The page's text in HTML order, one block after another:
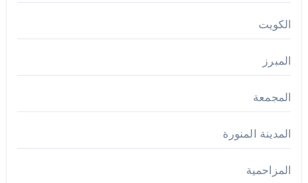
الكويت
المبرز
المجمعة
المدينة المنورة
المزاحمية